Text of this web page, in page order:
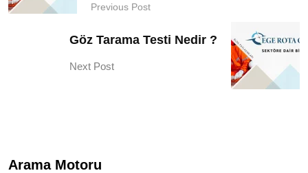
Previous Post
Göz Tarama Testi Nedir ?
Next Post
Arama Motoru